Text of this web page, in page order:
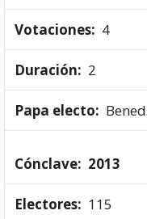
4
2
2013
115